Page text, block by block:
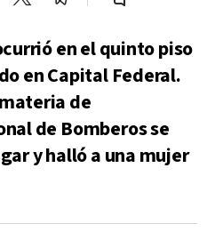
en el quinto piso
en Capital Federal.
de
de Bomberos se
y halló a una mujer